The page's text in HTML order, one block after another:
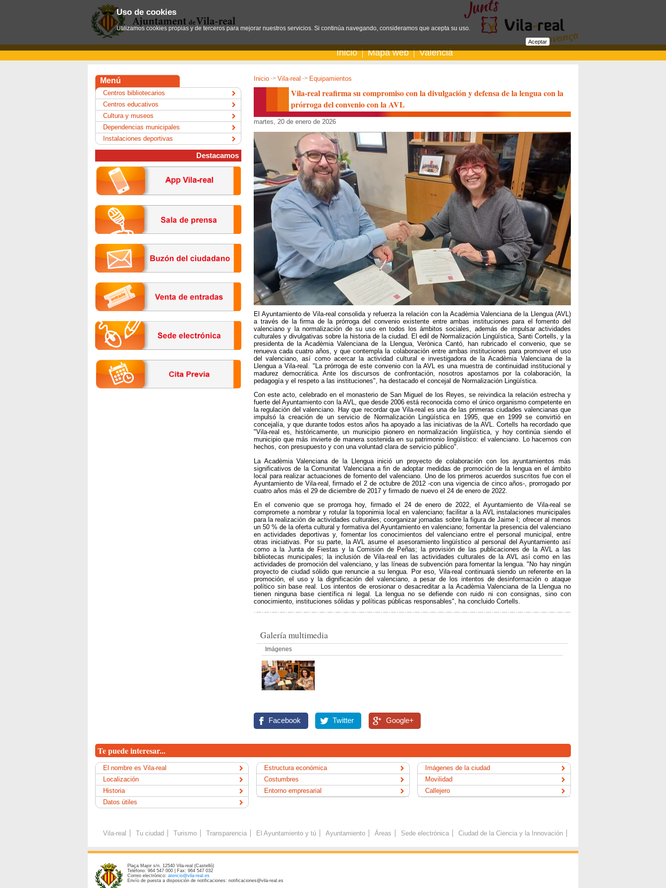
Inicio Mapa web Valencià
Inicio -> Vila-real -> Equipamientos
Vila-real reafirma su compromiso con la divulgación y defensa de la lengua con la
prórroga del convenio con la AVL
martes, 20 de enero de 2026
El Ayuntamiento de Vila-real consolida y refuerza la relación con la Acadèmia Valenciana de la Llengua (AVL)
a través de la firma de la prórroga del convenio existente entre ambas instituciones para el fomento del
valenciano y la normalización de su uso en todos los ámbitos sociales, además de impulsar actividades
culturales y divulgativas sobre la historia de la ciudad. El edil de Normalización Lingüística, Santi Cortells, y la
presidenta de la Acadèmia Valenciana de la Llengua, Verònica Cantó, han rubricado el convenio, que se
renueva cada cuatro años, y que contempla la colaboración entre ambas instituciones para promover el uso
del valenciano, así como acercar la actividad cultural e investigadora de la Acadèmia Valenciana de la
Llengua a Vila-real. "La prórroga de este convenio con la AVL es una muestra de continuidad institucional y
madurez democrática. Ante los discursos de confrontación, nosotros apostamos por la colaboración, la
pedagogía y el respeto a las instituciones", ha destacado el concejal de Normalización Lingüística.
Con este acto, celebrado en el monasterio de San Miguel de los Reyes, se reivindica la relación estrecha y
fuerte del Ayuntamiento con la AVL, que desde 2006 está reconocida como el único organismo competente en
la regulación del valenciano. Hay que recordar que Vila-real es una de las primeras ciudades valencianas que
impulsó la creación de un servicio de Normalización Lingüística en 1995, que en 1999 se convirtió en
concejalía, y que durante todos estos años ha apoyado a las iniciativas de la AVL. Cortells ha recordado que
"Vila-real es, históricamente, un municipio pionero en normalización lingüística, y hoy continúa siendo el
municipio que más invierte de manera sostenida en su patrimonio lingüístico: el valenciano. Lo hacemos con
hechos, con presupuesto y con una voluntad clara de servicio público".
La Acadèmia Valenciana de la Llengua inició un proyecto de colaboración con los ayuntamientos más
significativos de la Comunitat Valenciana a fin de adoptar medidas de promoción de la lengua en el ámbito
local para realizar actuaciones de fomento del valenciano. Uno de los primeros acuerdos suscritos fue con el
Ayuntamiento de Vila-real, firmado el 2 de octubre de 2012 -con una vigencia de cinco años-, prorrogado por
cuatro años más el 29 de diciembre de 2017 y firmado de nuevo el 24 de enero de 2022.
En el convenio que se prorroga hoy, firmado el 24 de enero de 2022, el Ayuntamiento de Vila-real se
compromete a nombrar y rotular la toponimia local en valenciano; facilitar a la AVL instalaciones municipales
para la realización de actividades culturales; coorganizar jornadas sobre la figura de Jaime I; ofrecer al menos
un 50 % de la oferta cultural y formativa del Ayuntamiento en valenciano; fomentar la presencia del valenciano
en actividades deportivas y, fomentar los conocimientos del valenciano entre el personal municipal, entre
otras iniciativas. Por su parte, la AVL asume el asesoramiento lingüístico al personal del Ayuntamiento así
como a la Junta de Fiestas y la Comisión de Peñas; la provisión de las publicaciones de la AVL a las
bibliotecas municipales; la inclusión de Vila-real en las actividades culturales de la AVL así como en las
actividades de promoción del valenciano, y las líneas de subvención para fomentar la lengua. "No hay ningún
proyecto de ciudad sólido que renuncie a su lengua. Por eso, Vila-real continuará siendo un referente en la
promoción, el uso y la dignificación del valenciano, a pesar de los intentos de desinformación o ataque
político sin base real. Los intentos de erosionar o desacreditar a la Acadèmia Valenciana de la Llengua no
tienen ninguna base científica ni legal. La lengua no se defiende con ruido ni con consignas, sino con
conocimiento, instituciones sólidas y políticas públicas responsables", ha concluido Cortells.
Galería multimedia
Imágenes
Facebook Twitter Google+
Menú
Centros bibliotecarios
Centros educativos
Cultura y museos
Dependencias municipales
Instalaciones deportivas
Destacamos
Te puede interesar...
El nombre es Vila-real
Localización
Historia
Datos útiles
Estructura económica
Costumbres
Entorno empresarial
Imágenes de la ciudad
Movilidad
Callejero
Vila-real Tu ciudad Turismo Transparencia El Ayuntamiento y tú Ayuntamiento Áreas Sede electrónica Ciudad de la Ciencia y la Innovación
Plaça Major s/n. 12540 Vila-real (Castelló)
Teléfono: 964 547 000 | Fax: 964 547 032
Correo electrónico: atencio@vila-real.es
Envío de puesta a disposición de notificaciones: notificaciones@vila-real.es
Uso de cookies
Utilizamos cookies propias y de terceros para mejorar nuestros servicios. Si continúa navegando, consideramos que acepta su uso.
Aceptar